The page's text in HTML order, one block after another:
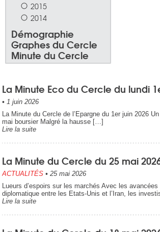
2015
2014
Démographie
Graphes du Cercle
Minute du Cercle
La Minute Eco du Cercle du lundi
• 1 juin 2026
La Minute du Cercle de l’Epargne du 1er juin 2026
mai boursier Malgré la hausse […]
Lire la suite
La Minute du Cercle du 25 mai
ACTUALITÉS • 25 mai 2026
Lueurs d’espoirs sur les marchés Avec les
diplomatique entre les Etats-Unis et l’Iran, les
Lire la suite